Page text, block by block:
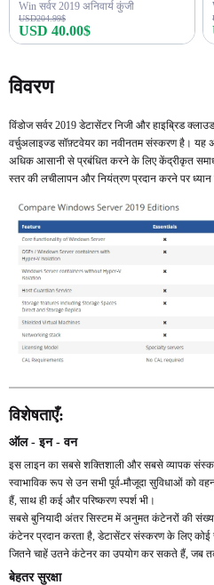
Win सर्वर 2019 अनिवार्य कुंजी
USD204.99$
USD 40.00$
विवरण
विंडोज सर्वर 2019 डेटासेंटर निजी और हाइब्रिड
वर्चुअलाइज्ड सॉफ़्टवेयर का नवीनतम संस्करण है। यह
अधिक आसानी से प्रबंधित करने के लिए केंद्रीकृत
स्तर की लचीलापन और नियंत्रण प्रदान करने पर
विशेषताएँ:
ऑल - इन - वन
इस लाइन का सबसे शक्तिशाली और सबसे व्यापक
स्वाभाविक रूप से उन सभी पूर्व-मौजूदा सुविधाओं को
हैं, साथ ही कई और परिष्करण स्पर्श भी।
सबसे बुनियादी अंतर सिस्टम में अनुमत कंटेनरों की
कंटेनर प्रदान करता है, डेटासेंटर संस्करण के लिए कोई
जितने चाहें उतने कंटेनर का उपयोग कर सकते हैं, जब
बेहतर सुरक्षा